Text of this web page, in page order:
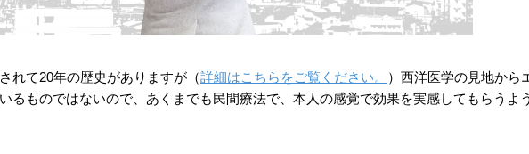
れて20年の歴史がありますが（詳細はこちらをご覧ください。
）西洋医学の見地から
るものではないので、あくまでも民間療法で、本人の感覚で効果を実感してもらうよ